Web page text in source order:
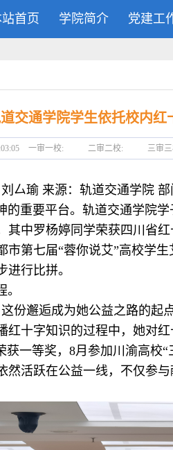
首页 学院简介 党建工
交通学院学生依托校内红
一审一校: 二审二校: 三审三
厶瑜 来源：轨道交通学院
要平台。轨道交通学院学
中罗杨婷同学荣获四川省
第七届“蓉你说艾”高校学
行比拼。
邂逅成为她公益之路的起
十字知识的过程中，她对
一等奖，8月参加川渝高
活跃在公益一线，不仅参